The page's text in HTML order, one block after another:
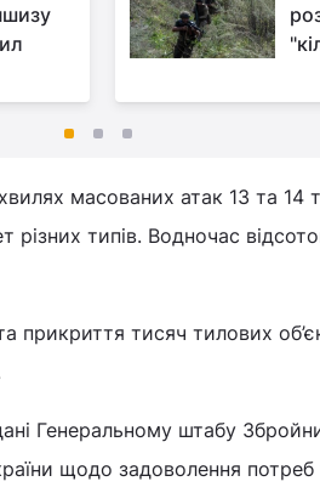
масованих атак 13 та 14
різних типів. Водночас
прикриття тисяч тилових
Генеральному штабу
щодо задоволення потреб